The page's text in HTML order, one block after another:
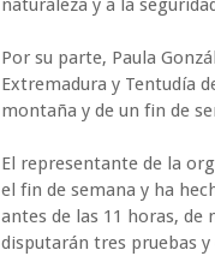
naturaleza y a la
Por su parte, Paula
Extremadura y Tentudía
montaña y de un fin de
El representante de la
el fin de semana y ha
antes de las 11 horas, de
disputarán tres pruebas